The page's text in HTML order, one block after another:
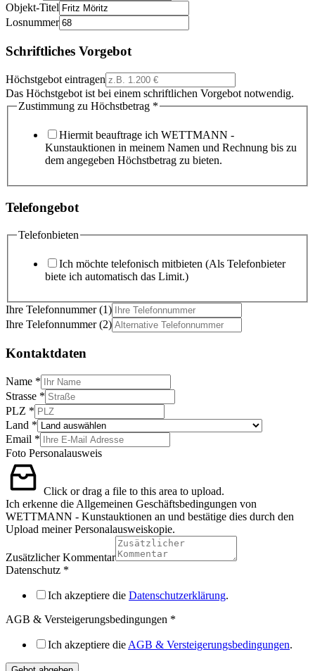
Objekt-Titel
Losnummer
Schriftliches Vorgebot
Höchstgebot eintragen
Das Höchstgebot ist bei einem schriftlichen Vorgebot notwendig.
Zustimmung zu Höchstbetrag *
Hiermit beauftrage ich WETTMANN -
Kunstauktionen in meinem Namen und Rechnung bis zu
dem angegeben Höchstbetrag zu bieten.
Telefongebot
Telefonbieten
Ich möchte telefonisch mitbieten (Als Telefonbieter
biete ich automatisch das Limit.)
Ihre Telefonnummer (1)
Ihre Telefonnummer (2)
Kontaktdaten
Name *
Strasse *
PLZ *
Land *
Email *
Foto Personalausweis
Click or drag a file to this area to upload.
Ich erkenne die Allgemeinen Geschäftsbedingungen von
WETTMANN - Kunstauktionen an und bestätige dies durch den
Upload meiner Personalausweiskopie.
Zusätzlicher Kommentar
Datenschutz *
Ich akzeptiere die Datenschutzerklärung.
AGB & Versteigerungsbedingungen *
Ich akzeptiere die AGB & Versteigerungsbedingungen.